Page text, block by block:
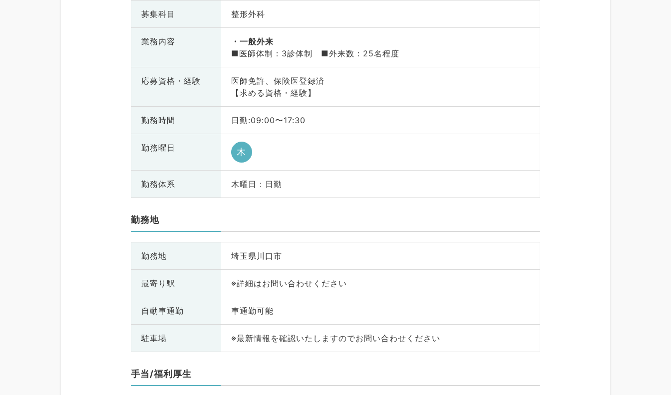
募集科目 整形外科
業務内容
一般外来
■医師体制：3診体制 ■外来数：25名程度
応募資格・ 経験
医師免許、保険医登録済
【求める資格・経験】
勤務時間 日勤:09:00〜17:30
勤務曜日 木
勤務体系 木曜日 : 日勤
勤務地
勤務地 埼玉県川口市
最寄り駅 ※詳細はお問い合わせください
自動車通勤 車通勤可能
駐車場 ※最新情報を確認いたしますのでお問い合わせください
手当/福利厚生